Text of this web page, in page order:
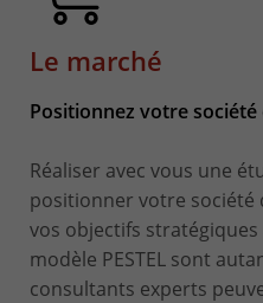
Le marché
Positionnez votre
Réaliser avec vous une
positionner votre société
vos objectifs
modèle PESTEL sont
consultants experts